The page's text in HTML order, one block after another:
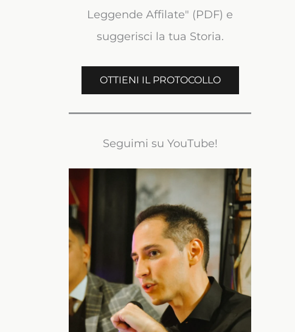
Leggende Affilate" (PDF) e
suggerisci la tua Storia.
OTTIENI IL PROTOCOLLO
Seguimi su YouTube!